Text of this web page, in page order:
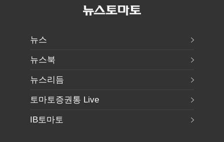
뉴스
뉴스북
뉴스리듬
토마토증권통 Live
IB토마토